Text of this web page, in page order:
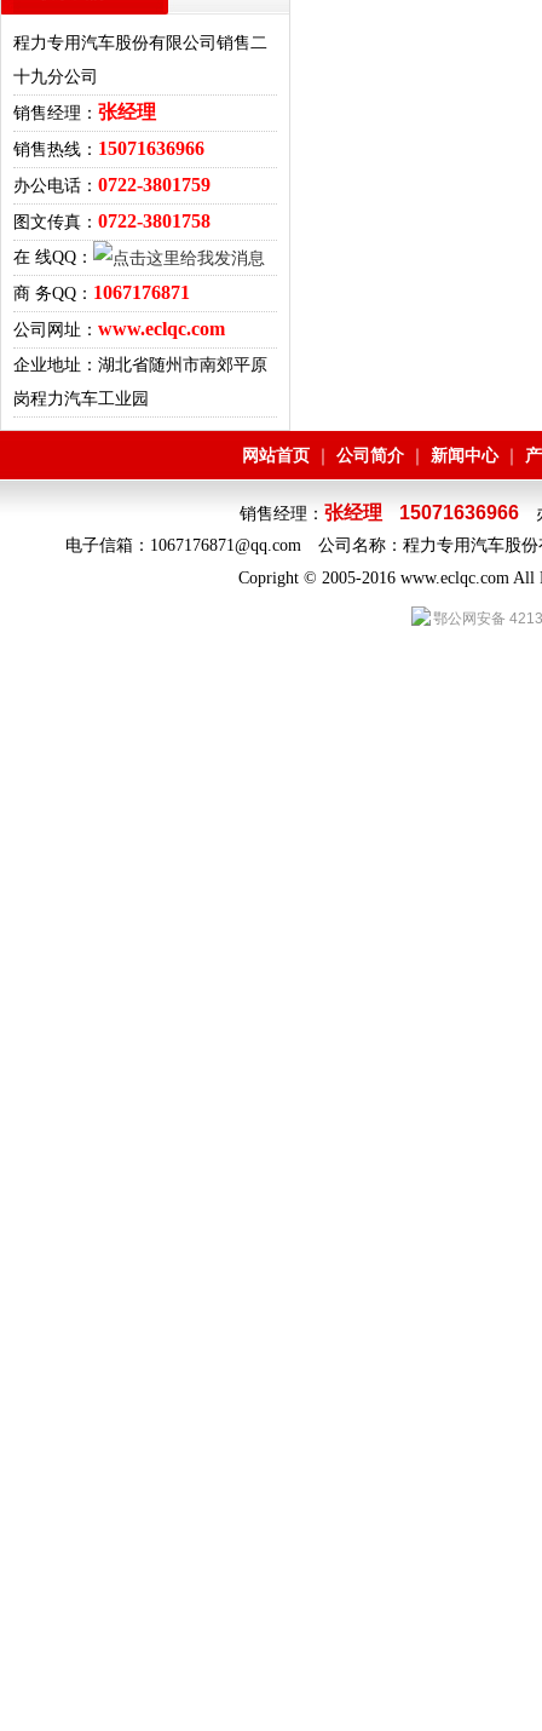
程力专用汽车股份有限公司销售二
十九分公司
销售经理： 张经理
销售热线： 15071636966
办公电话： 0722-3801759
图文传真： 0722-3801758
在 线QQ：
商 务QQ： 1067176871
公司网址： www.eclqc.com
企业地址：湖北省随州市南郊平原
岗程力汽车工业园
网站首页 公司简介 新闻中心｜
销售经理： 张经理 15071636966办
电子信箱：1067176871@qq.com 公司名称：程力专用汽车
Copright © 2005-2016 www.eclqc.com
鄂公网安备